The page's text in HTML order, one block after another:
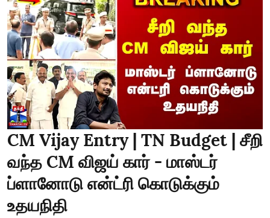
CM Vijay Entry | TN Budget | சீறி
வந்த CM விஜய் கார் - மாஸ்டர்
ப்ளானோடு என்ட்ரி கொடுக்கும்
உதயநிதி